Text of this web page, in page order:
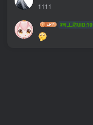
1111
sdsdsdzz工坊